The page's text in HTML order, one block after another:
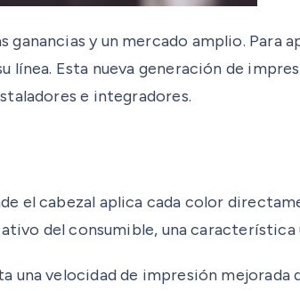
y un mercado amplio. Para
línea. Esta nueva generación de
e integradores.
el cabezal aplica cada color
del consumible, una característica
una velocidad de impresión